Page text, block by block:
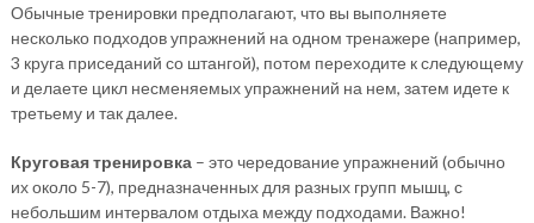
Обычные тренировки предполагают, что вы выполняете
несколько подходов упражнений на одном тренажере (например,
3 круга приседаний со штангой), потом переходите к следующему
и делаете цикл несменяемых упражнений на нем, затем идете к
третьему и так далее.
Круговая тренировка– это чередование упражнений (обычно
их около 5-7), предназначенных для разных групп мышц, с
небольшим интервалом отдыха между подходами. Важно!